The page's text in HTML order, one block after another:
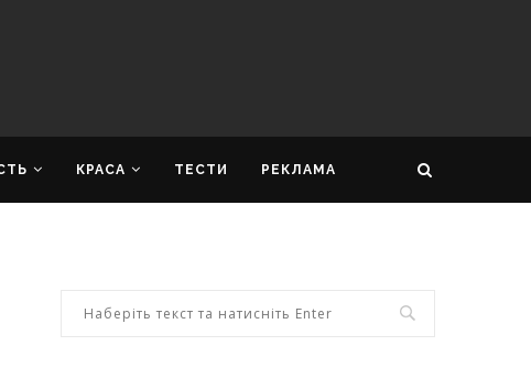
КРАСА ТЕСТИ РЕКЛАМА